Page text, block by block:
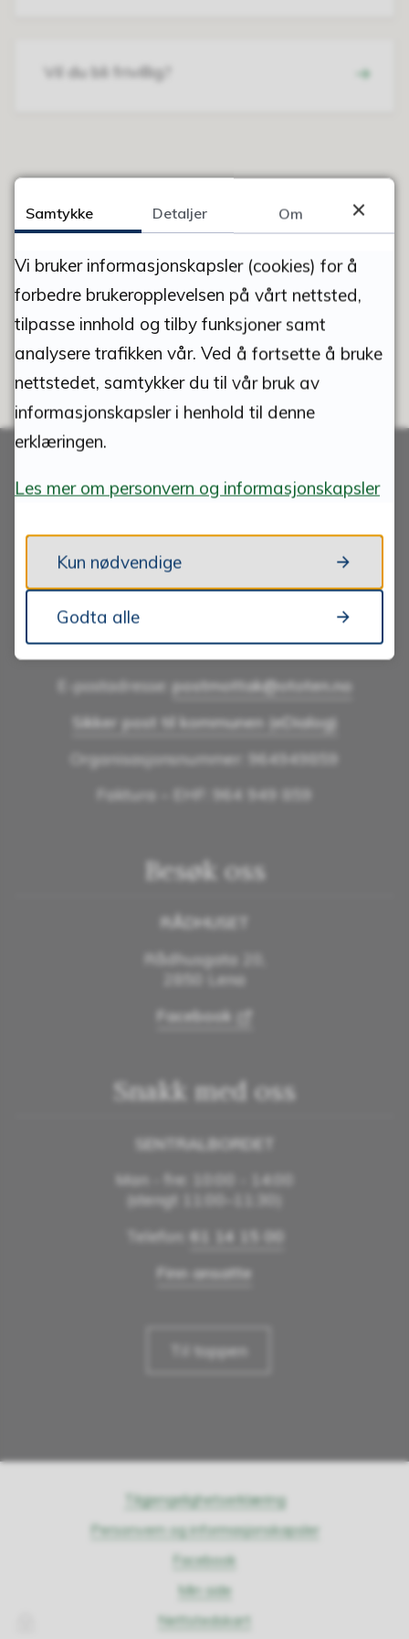
Vil du bli frivillig?
FANT DU DET DU LETTE ETTER?
JA NEI
Skriv til oss
ØSTRE TOTEN KOMMUNE
2851 Lena
E-postadresse: postmottak@ototen.no
Sikker post til kommunen (eDialog)
Organisasjonsnummer: 964949859
Faktura – EHF: 964 949 859
Besøk oss
RÅDHUSET
Rådhusgata 20,
2850 Lena
Facebook
Snakk med oss
SENTRALBORDET
Man - fre: 10:00 - 14:00
(stengt 11:00–11:30)
Telefon: 61 14 15 00
Finn ansatte
Til toppen
Tilgjengelighetserklæring
Personvern og informasjonskapsler
Facebook
Min side
Nettstedskart
Samtykke Detaljer Om
Vi bruker informasjonskapsler (cookies) for å
forbedre brukeropplevelsen på vårt nettsted,
tilpasse innhold og tilby funksjoner samt
analysere trafikken vår. Ved å fortsette å bruke
nettstedet, samtykker du til vår bruk av
informasjonskapsler i henhold til denne
erklæringen.
Les mer om personvern og informasjonskapsler
Kun nødvendige
Godta alle